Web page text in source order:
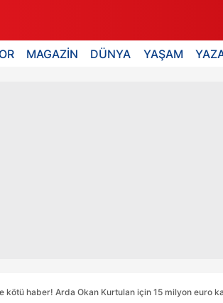
MAGAZİN DÜNYA YAŞAM
kötü haber! Arda Okan Kurtulan için 15 milyon euro